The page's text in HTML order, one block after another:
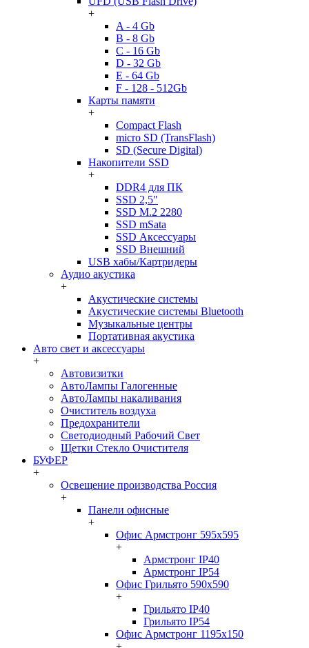
+
A - 4 Gb
B - 8 Gb
C - 16 Gb
D - 32 Gb
E - 64 Gb
F - 128 - 512Gb
Карты памяти
+
Compact Flash
micro SD (TransFlash)
SD (Secure Digital)
Накопители SSD
+
DDR4 для ПК
SSD 2,5"
SSD M.2 2280
SSD mSata
SSD Аксессуары
SSD Внешний
USB хабы/Картридеры
Аудио акустика
+
Акустические системы
Акустические системы Bluetooth
Музыкальные центры
Портативная акустика
Авто свет и аксессуары
+
Автовизитки
АвтоЛампы Галогенные
АвтоЛампы накаливания
Очиститель воздуха
Предохранители
Светодиодный Рабочий Свет
Щетки Стекло Очистителя
БУФЕР
+
Освещение производства Россия
+
Панели офисные
+
Офис Армстронг 595x595
+
Армстронг IP40
Армстронг IP54
Офис Грильято 590x590
+
Грильято IP40
Грильято IP54
Офис Армстронг 1195x150